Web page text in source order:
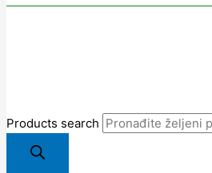
Products search